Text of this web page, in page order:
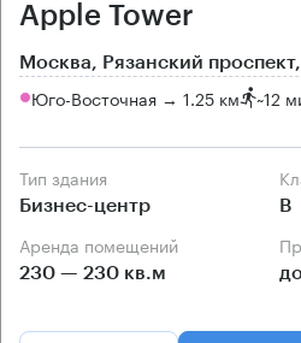
Apple Tower
Москва, Рязанский проспект,
Юго-Восточная → 1.25 км ~12
Тип здания
Бизнес-центр B
Аренда помещений
230 — 230 кв.м